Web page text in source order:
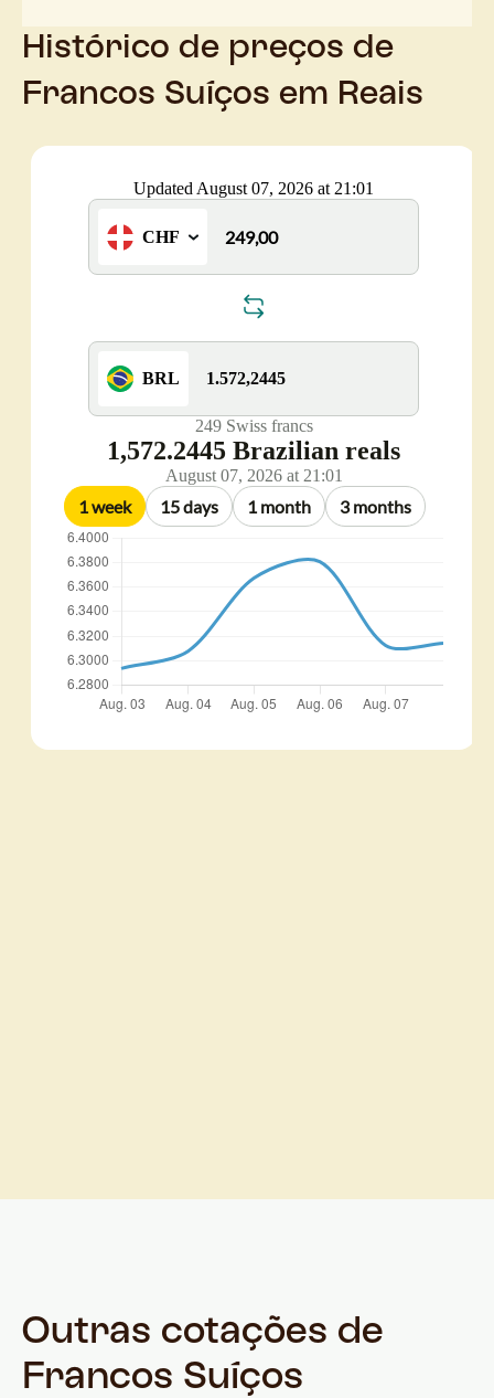
Histórico de preços de
Francos Suíços em Reais
Outras cotações de
Francos Suíços